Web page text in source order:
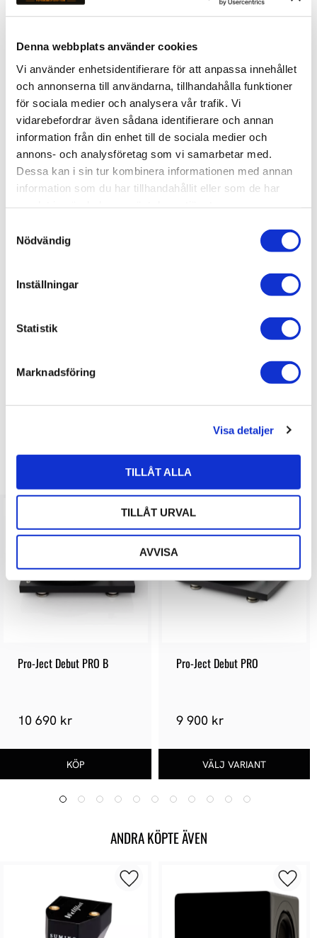
Denna webbplats använder cookies
Vi använder enhetsidentifierare för att anpassa innehållet
och annonserna till användarna, tillhandahålla funktioner
för sociala medier och analysera vår trafik. Vi
vidarebefordrar även sådana identifierare och annan
information från din enhet till de sociala medier och
annons- och analysföretag som vi samarbetar med.
Dessa kan i sin tur kombinera informationen med annan
information som du har tillhandahållit eller som de har
Nödvändig
Inställningar
Statistik
Marknadsföring
Visa detaljer
TILLÅT ALLA
TILLÅT URVAL
AVVISA
PRO-JECT DEBUT EVO 2
8 190kr
PRO-JECT DEBUT
REFERENCE 10
13 990kr
LIKNANDE PRODUKTER
Pro-Ject Debut PRO B
10 690 kr
Pro-Ject Debut PRO
9 900 kr
ANDRA KÖPTE ÄVEN